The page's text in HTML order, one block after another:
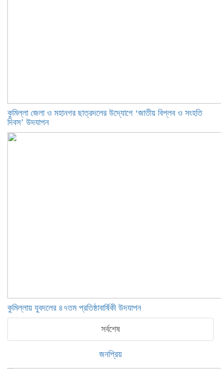
কুমিল্লা জেলা ও মহানগর ছাত্রদলের উদ্যোগে ‘জাতীয় বিপ্লব ও সংহতি
দিবস’ উদযাপন
কুমিল্লায় যুবদলের ৪৭তম প্রতিষ্ঠাবার্ষিকী উদযাপন
সর্বশেষ
জনপ্রিয়